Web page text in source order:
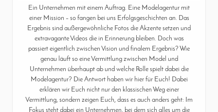
Ein Unternehmen mit einem Auftrag. Eine Modelagentur mit
einer Mission – so fangen bei uns Erfolgsgeschichten an. Das
Ergebnis sind außergewöhnliche Fotos die Akzente setzen und
extravagante Videos die in Erinnerung bleiben. Doch was
passiert eigentlich zwischen Vision und finalem Ergebnis? Wie
genau läuft so eine Vermittlung zwischen Model und
Unternehmen überhaupt ab und welche Rolle spielt dabei die
Modelagentur? Die Antwort haben wir hier für Euch! Dabei
erklären wir Euch nicht nur den klassischen Weg einer
Vermittlung, sondern zeigen Euch, dass es auch anders geht: Im
Fokus steht dabei ein Unternehmen, bei dem sich alles um die